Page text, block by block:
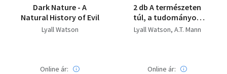
Dark Nature - A
Natural History of Evil
Lyall Watson
Online ár:
2 db A természeten
túl, a tudományon
innen + Ezredéves
Lyall Watson A.T. Mann
Online ár: